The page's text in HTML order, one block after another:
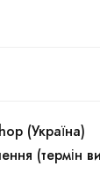
(Україна)
(термін